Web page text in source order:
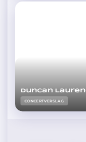
Duncan
CONCERTVERSLAG